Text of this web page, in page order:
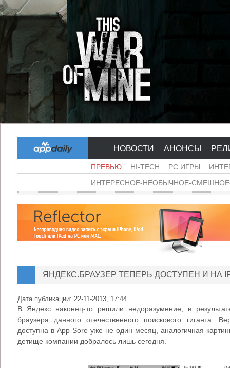
НОВОСТИ АНОНСЫ
ПРЕВЬЮ HI-TECH PC ИГРЫ
ИНТЕРЕСНОЕ-НЕОБЫЧНОЕ-
ЯНДЕКС.БРАУЗЕР ТЕПЕРЬ ДОСТУПЕН И НА
Дата публикации: 22-11-2013, 17:44
В Яндекс наконец-то решили недоразумение, в
браузера данного отечественного поискового гиганта.
доступна в App Sore уже не один месяц, аналогичная
детище компании добралось лишь сегодня.